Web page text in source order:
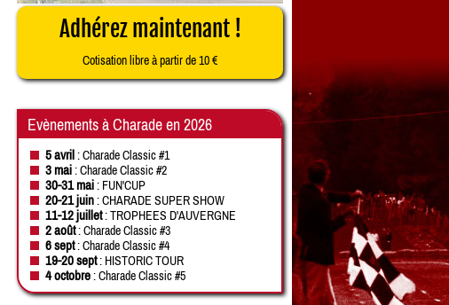
Adhérez maintenant !
Cotisation libre à partir de 10 €
Evènements à Charade en 2026
5 avril: Charade Classic #1
3 mai: Charade Classic #2
30-31 mai: FUN'CUP
20-21 juin: CHARADE SUPER SHOW
11-12 juillet: TROPHEES D'AUVERGNE
2 août: Charade Classic #3
6 sept: Charade Classic #4
19-20 sept: HISTORIC TOUR
4 octobre: Charade Classic #5